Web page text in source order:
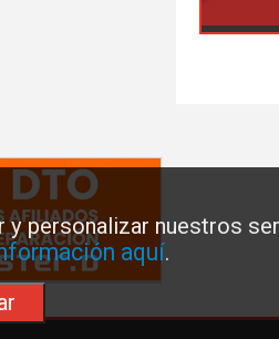
y personalizar nuestros
aquí.